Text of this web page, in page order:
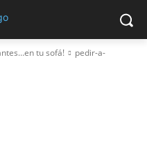
tu sofá!
pedir-a-